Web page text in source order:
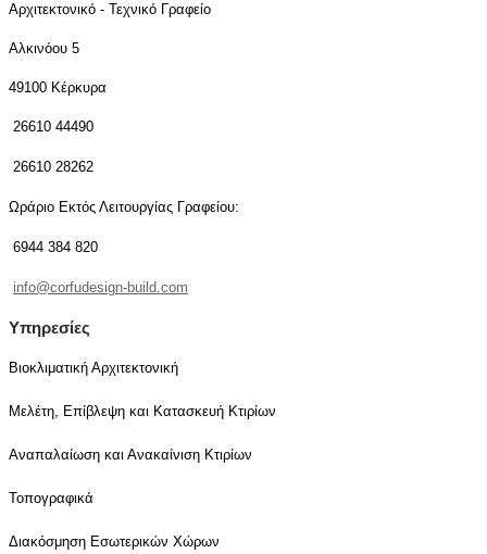
Αρχιτεκτονικό - Τεχνικό Γραφείο
Αλκινόου 5
49100 Κέρκυρα
26610 44490
26610 28262
Ωράριο Εκτός Λειτουργίας Γραφείου:
6944 384 820
info@corfudesign-build.com
Υπηρεσίες
Βιοκλιματική Αρχιτεκτονική
Μελέτη, Επίβλεψη και Κατασκευή Κτιρίων
Αναπαλαίωση και Ανακαίνιση Κτιρίων
Τοπογραφικά
Διακόσμηση Εσωτερικών Χώρων